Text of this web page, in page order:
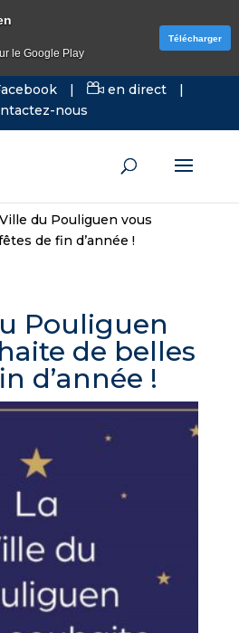
| en direct
|
nous
du Pouliguen vous
de fin d’année !
Pouliguen
de belles
d’année !
le Google Play
Télécharger